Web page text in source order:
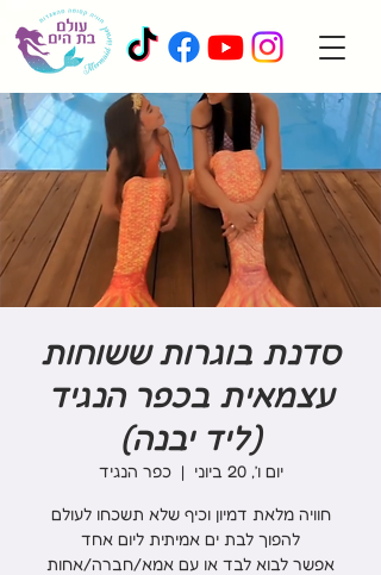
סדנת בוגרות ששוחות
עצמאית בכפר הנגיד
(ליד יבנה)
יום ו׳, 20 ביוני
  |
כפר הנגיד